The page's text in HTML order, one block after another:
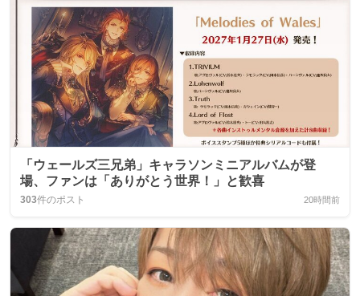
「ウェールズ三兄弟」キャラソンミニアルバムが登
場、ファンは「ありがとう世界！」と歓喜
303件のポスト 20時間前